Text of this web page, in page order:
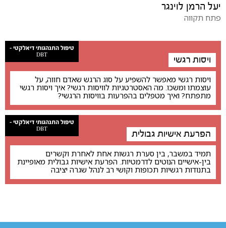
יעל הרמן לוינגר
פתח תקווה
טיפול התנהגותי דיאלקטי -
DBT
ויסות רגשי
ויסות רגשי מאפשר להשפיע על סוג הרגש שאדם חווה, על
עוצמתו ומשכו. מה האסטרטגיות לוויסות רגשי? איך ויסות רגשי
מתפתח? ואיך מטפלים בהפרעות בוויסות הרגשי?
טיפול התנהגותי דיאלקטי -
DBT
הפרעת אישיות גבולית
תמיד במשבר, בין סערת רגשות אחת לאחרת וקשרים
בין-אישיים הנוטים לדרמטיות. הפרעת אישיות גבולית מאופיינת
בתנודות רגשיות תכופות וקושי רב לנהל שגרה יציבה